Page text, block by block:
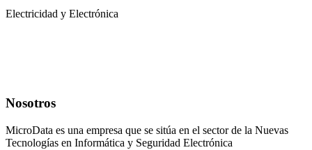
Electricidad y Electrónica
Nosotros
MicroData es una empresa que se sitúa en el sector de la Nuevas
Tecnologías en Informática y Seguridad Electrónica